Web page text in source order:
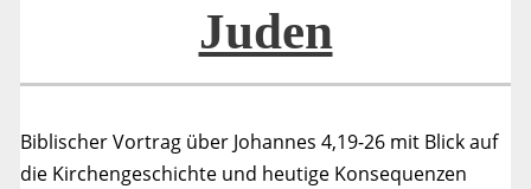
Juden
Biblischer Vortrag über Johannes 4,19-26 mit Blick auf
die Kirchengeschichte und heutige Konsequenzen